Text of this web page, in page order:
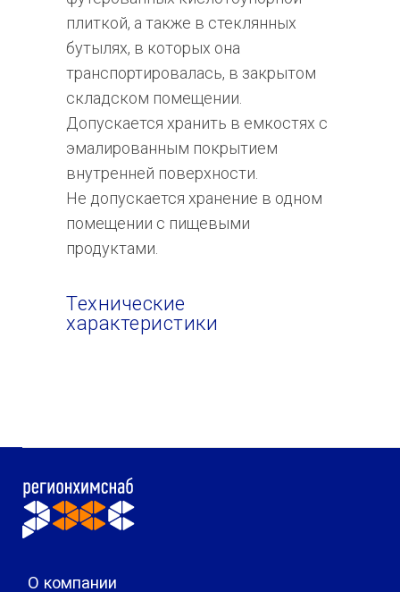
Технические
характеристики
плиткой, а также в стеклянных
бутылях, в которых она
транспортировалась, в закрытом
складском помещении.
Допускается хранить в емкостях с
эмалированным покрытием
внутренней поверхности.
Не допускается хранение в одном
помещении с пищевыми
продуктами.